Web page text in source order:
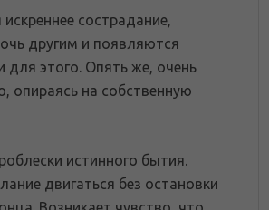
сострадание,
другим и появляются
для этого. Опять же, очень
опираясь на собственную
истинного бытия.
двигаться без остановки